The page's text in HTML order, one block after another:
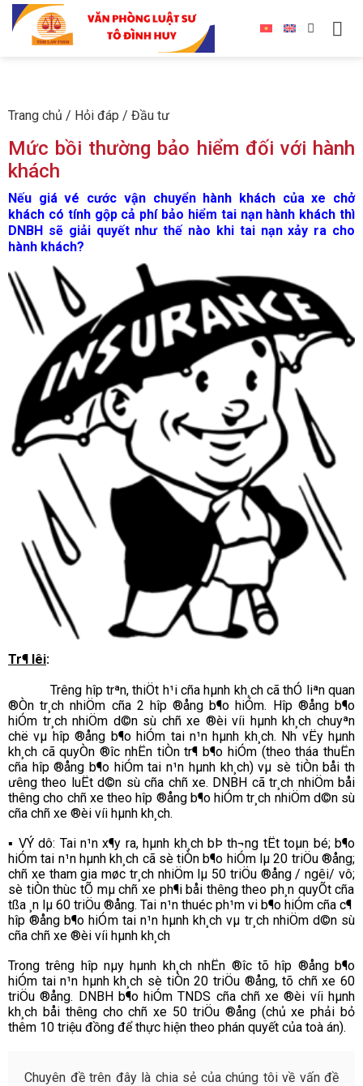
Trang chủ / Hỏi đáp / Đầu tư
Mức bồi thường bảo hiểm đối với hành
khách
Nếu giá vé cước vận chuyển hành khách của xe chở
khách có tính gộp cả phí bảo hiểm tai nạn hành khách thì
DNBH sẽ giải quyết như thế nào khi tai nạn xảy ra cho
hành khách?
Tr¶ lêi:
Tr­­­êng hîp trªn, thiÖt h¹i cña hµnh kh¸ch cã thÓ liªn quan
®Òn tr¸ch nhiÖm cña 2 hîp ®ång b¶o hiÓm. Hîp ®ång b¶o
hiÓm tr¸ch nhiÖm d©n sù chñ xe ®èi víi hµnh kh¸ch chuyªn
chë vµ hîp ®ång b¶o hiÓm tai n¹n hµnh kh¸ch. Nh­­ vËy hµnh
kh¸ch cã quyÒn ®­îc nhËn tiÒn tr¶ b¶o hiÓm (theo tháa thuËn
cña hîp ®ång b¶o hiÓm tai n¹n hµnh kh¸ch) vµ sè tiÒn båi th­­
ưêng theo luËt d©n sù cña chñ xe. DNBH cã tr¸ch nhiÖm båi
th­­­êng cho chñ xe theo hîp ®ång b¶o hiÓm tr¸ch nhiÖm d©n sù
cña chñ xe ®èi víi hµnh kh¸ch.
▪ VÝ dô: Tai n¹n x¶y ra, hµnh kh¸ch bÞ th­­¬ng tËt toµn bé; b¶o
hiÓm tai n¹n hµnh kh¸ch cã sè tiÒn b¶o hiÓm lµ 20 triÖu ®ång;
chñ xe tham gia møc tr¸ch nhiÖm lµ 50 triÖu ®ång / ng­êi/ vô;
sè tiÒn thùc tÕ mµ chñ xe ph¶i båi th­­­êng theo ph¸n quyÕt cña
tßa ¸n lµ 60 triÖu ®ång. Tai n¹n thuéc ph¹m vi b¶o hiÓm cña c¶
hîp ®ång b¶o hiÓm tai n¹n hµnh kh¸ch vµ tr¸ch nhiÖm d©n sù
cña chñ xe ®èi víi hµnh kh¸ch
Trong tr­­­êng hîp nµy hµnh kh¸ch nhËn ®­­îc tõ hîp ®ång b¶o
hiÓm tai n¹n hµnh kh¸ch sè tiÒn 20 triÖu ®ång, tõ chñ xe 60
triÖu ®ång. DNBH b¶o hiÓm TNDS cña chñ xe ®èi víi hµnh
kh¸ch båi th­­­êng cho chñ xe 50 triÖu ®ång (chủ xe phải bỏ
thêm 10 triệu đồng để thực hiện theo phán quyết của toà án).
Chuyên đề trên đây là chia sẻ của chúng tôi về vấn đề